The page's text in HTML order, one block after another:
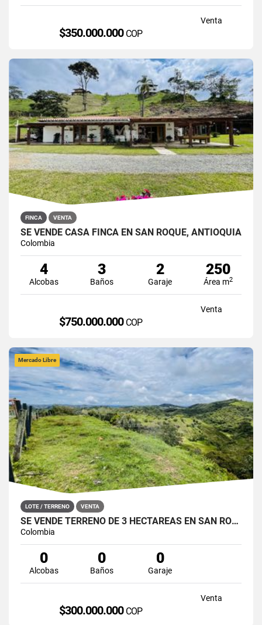
Venta
$350.000.000 COP
FINCA VENTA
SE VENDE CASA FINCA EN SAN ROQUE, ANTIOQUIA
Colombia
4
Alcobas
3
Baños
2
Garaje
250
Área m2
Venta
$750.000.000 COP
Mercado Libre
LOTE / TERRENO VENTA
SE VENDE TERRENO DE 3 HECTÁREAS EN SAN ROQUE, ANTIOQUIA.
Colombia
0
Alcobas
0
Baños
0
Garaje
Venta
$300.000.000 COP